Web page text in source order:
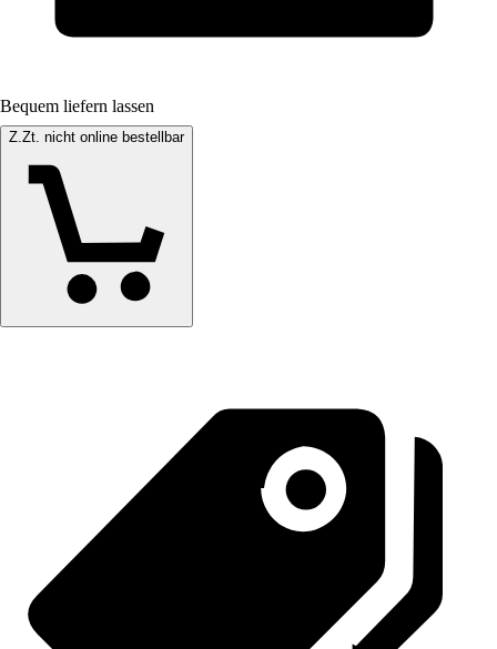
Bequem liefern lassen
Z.Zt. nicht online bestellbar